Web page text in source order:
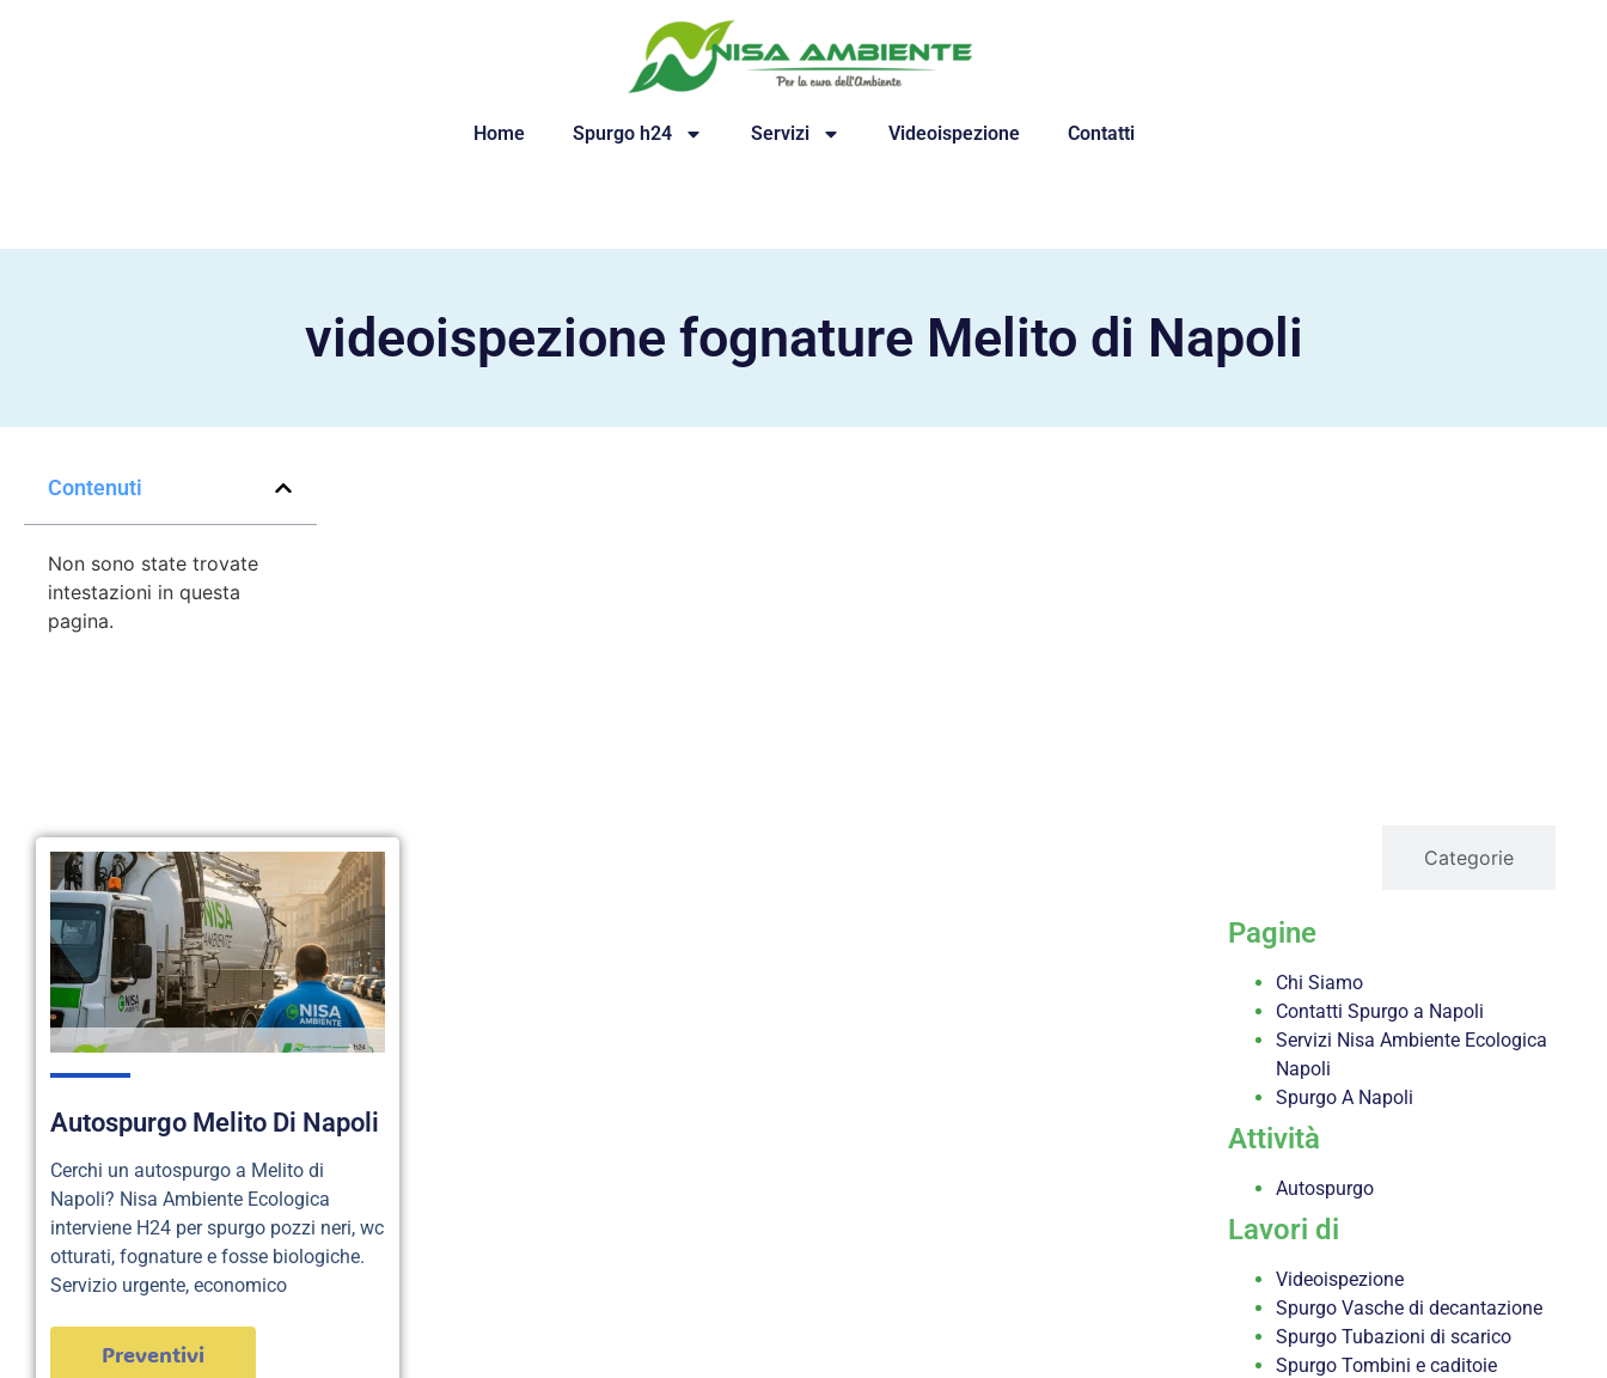
Home Spurgo h24 Servizi Videoispezione Contatti
videoispezione fognature Melito di Napoli
Contenuti
Non sono state trovate
intestazioni in questa
pagina.
Autospurgo Melito Di Napoli
Cerchi un autospurgo a Melito di
Napoli? Nisa Ambiente Ecologica
interviene H24 per spurgo pozzi neri, wc
otturati, fognature e fosse biologiche.
Servizio urgente, economico
Preventivi
Categorie
Pagine
Chi Siamo
Contatti Spurgo a Napoli
Servizi Nisa Ambiente Ecologica
Napoli
Spurgo A Napoli
Attività
Autospurgo
Lavori di
Videoispezione
Spurgo Vasche di decantazione
Spurgo Tubazioni di scarico
Spurgo Tombini e caditoie